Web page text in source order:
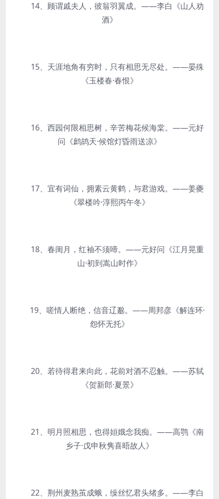
14、顾谓戚夫人，彼翁羽翼成。——李白《山人劝
酒》
15、天涯地角有穷时，只有相思无尽处。——晏殊
《玉楼春·春恨》
16、西园何限相思树，辛苦梅花候海棠。——元好
问《鹧鸪天·候馆灯昏雨送凉》
17、宜有词仙，拥素云黄鹤，与君游戏。——姜夔
《翠楼吟·淳熙丙午冬》
18、春闺月，红袖不须啼。——元好问《江月晃重
山·初到嵩山时作》
19、嗟情人断绝，信音辽邈。——周邦彦《解连环·
怨怀无托》
20、若待得君来向此，花前对酒不忍触。——苏轼
《贺新郎·夏景》
21、明月照相思，也得姮娥念我痴。——高鹗《南
乡子·戊申秋隽喜晤故人》
22、荆州麦熟茧成蛾，缲丝忆君头绪多。——李白